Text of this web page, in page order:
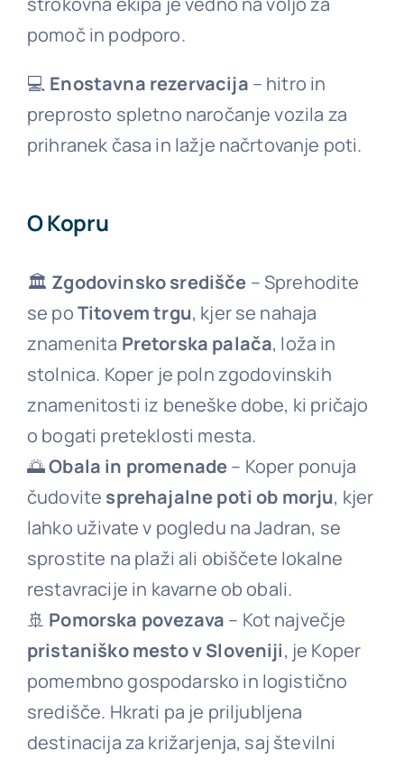
pomoč in podporo.
💻 Enostavna rezervacija – hitro in
preprosto spletno naročanje vozila za
prihranek časa in lažje načrtovanje poti.
O Kopru
🏛 Zgodovinsko središče – Sprehodite
se poTitovem trgu, kjer se nahaja
znamenita Pretorska palača, loža in
stolnica. Koper je poln zgodovinskih
znamenitosti iz beneške dobe, ki pričajo
o bogati preteklosti mesta.
🌅Obala in promenade– Koper ponuja
čudovite sprehajalne poti ob morju, kjer
lahko uživate v pogledu na Jadran, se
sprostite na plaži ali obiščete lokalne
restavracije in kavarne ob obali.
🚢 Pomorska povezava – Kot največje
pristaniško mesto v Sloveniji, je Koper
pomembno gospodarsko in logistično
središče. Hkrati pa je priljubljena
destinacija za križarjenja, saj številni